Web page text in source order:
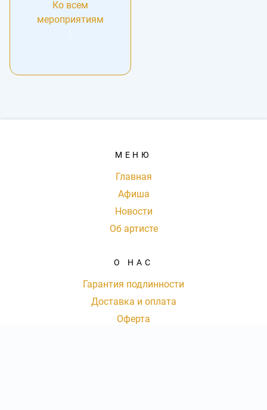
Ко всем
мероприятиям
МЕНЮ
Главная
Афиша
Новости
Об артисте
О НАС
Гарантия подлинности
Доставка и оплата
Оферта